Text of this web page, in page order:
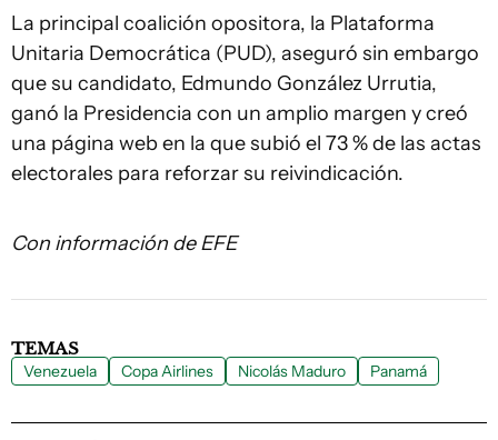
La principal coalición opositora, la Plataforma
Unitaria Democrática (PUD), aseguró sin embargo
que su candidato, Edmundo González Urrutia,
ganó la Presidencia con un amplio margen y creó
una página web en la que subió el 73 % de las actas
electorales para reforzar su reivindicación.
Con información de EFE
TEMAS
Venezuela Copa Airlines Nicolás Maduro Panamá